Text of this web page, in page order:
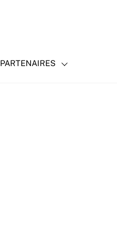
PARTENAIRES